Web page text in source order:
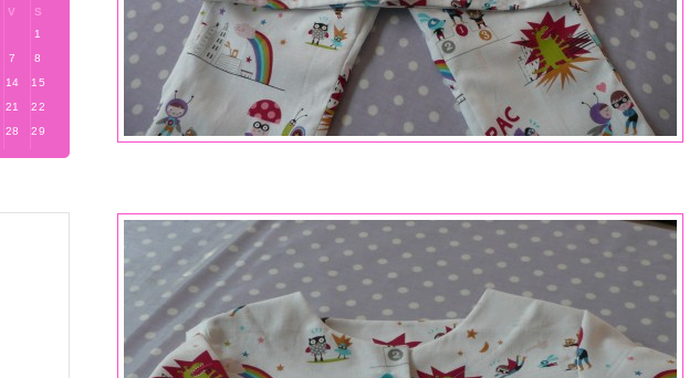
V
S
1
7
8
14
15
21
22
28
29